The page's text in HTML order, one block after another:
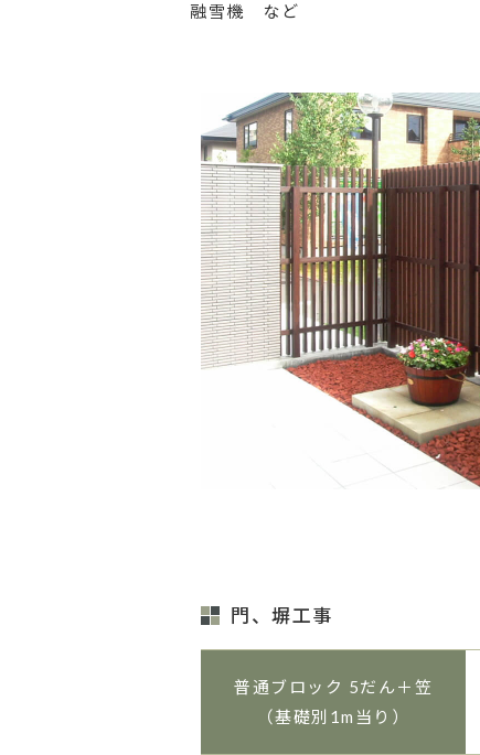
融雪機 など
門、塀工事
普通ブロック 5だん＋笠
（基礎別1m当り）